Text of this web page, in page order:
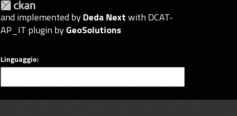
and implemented byDeda Nextwith DCAT-
AP_IT plugin byGeoSolutions
Linguaggio